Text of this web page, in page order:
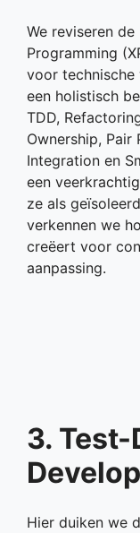
We reviseren
Programming
voor technische
een holistisch
TDD,
Ownership, Pair
Integration en
een
ze als
verkennen we
creëert voor
aanpassing.
3. Test-
Hier duiken we